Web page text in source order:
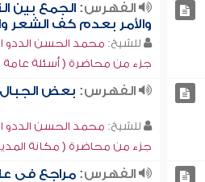
الفهرس: الجمع بين
والأمر بعدم كف الشعر
للشيخ: محمد الحسن الددو
جزء من محاضرة ( أسئلة عامة
الفهرس: بعض الجبال
للشيخ: محمد الحسن الددو
جزء من محاضرة ( مكانة
الفهرس: مراجع في